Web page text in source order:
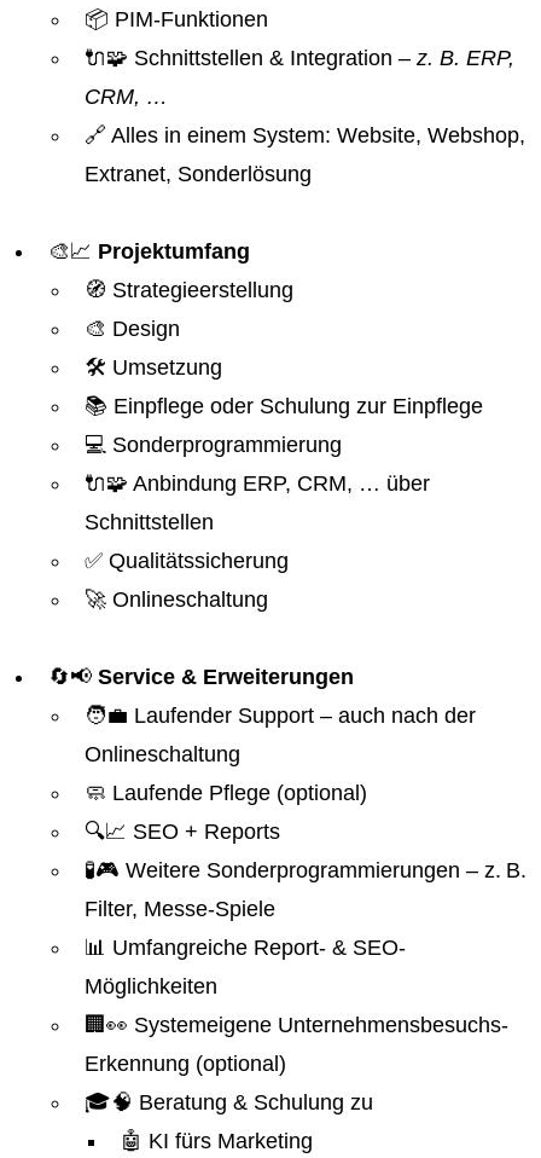
📦 PIM-Funktionen
🔌🧩 Schnittstellen & Integration – z. B. ERP,
CRM, …
🔗 Alles in einem System: Website, Webshop,
Extranet, Sonderlösung
🎨📈 Projektumfang
🧭 Strategieerstellung
🎨 Design
🛠️ Umsetzung
📚 Einpflege oder Schulung zur Einpflege
💻 Sonderprogrammierung
🔌🧩 Anbindung ERP, CRM, … über
Schnittstellen
✅ Qualitätssicherung
🚀 Onlineschaltung
🔄📢 Service & Erweiterungen
🧑‍💼 Laufender Support – auch nach der
Onlineschaltung
🧼 Laufende Pflege (optional)
🔍📈 SEO + Reports
🧪🎮 Weitere Sonderprogrammierungen – z. B.
Filter, Messe-Spiele
📊 Umfangreiche Report- & SEO-
Möglichkeiten
🏢👀 Systemeigene Unternehmensbesuchs-
Erkennung (optional)
🎓🧠 Beratung & Schulung zu
🤖 KI fürs Marketing